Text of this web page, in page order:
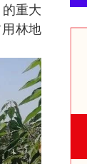
重大
林地